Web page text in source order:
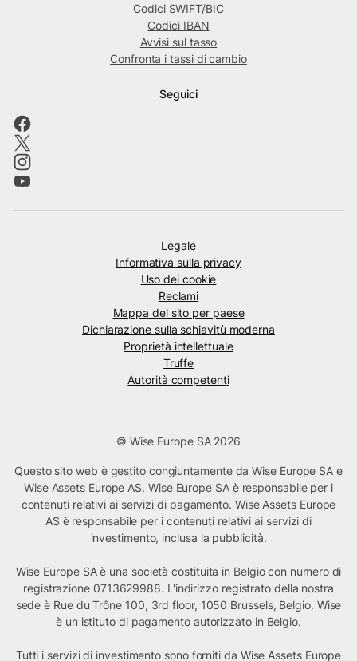
Codici SWIFT/BIC
Codici IBAN
Avvisi sul tasso
Confronta i tassi di cambio
Seguici
Legale
Informativa sulla privacy
Uso dei cookie
Reclami
Mappa del sito per paese
Dichiarazione sulla schiavitù moderna
Proprietà intellettuale
Truffe
Autorità competenti
© Wise Europe SA 2026
Questo sito web è gestito congiuntamente da Wise Europe SA e
Wise Assets Europe AS. Wise Europe SA è responsabile per i
contenuti relativi ai servizi di pagamento. Wise Assets Europe
AS è responsabile per i contenuti relativi ai servizi di
investimento, inclusa la pubblicità.
Wise Europe SA è una società costituita in Belgio con numero di
registrazione 0713629988. L'indirizzo registrato della nostra
sede è Rue du Trône 100, 3rd floor, 1050 Brussels, Belgio. Wise
è un istituto di pagamento autorizzato in Belgio.
Tutti i servizi di investimento sono forniti da Wise Assets Europe